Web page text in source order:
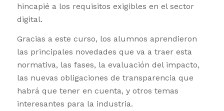
hincapié a los requisitos exigibles en el sector
digital.
Gracias a este curso, los alumnos aprendieron
las principales novedades que va a traer esta
normativa, las fases, la evaluación del impacto,
las nuevas obligaciones de transparencia que
habrá que tener en cuenta, y otros temas
interesantes para la industria.